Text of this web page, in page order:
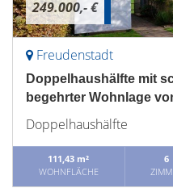
249.000,- €
Freudenstadt
Doppelhaushälfte mit
begehrter Wohnlage
Doppelhaushälfte
111,43 m²
WOHNFLÄCHE
6